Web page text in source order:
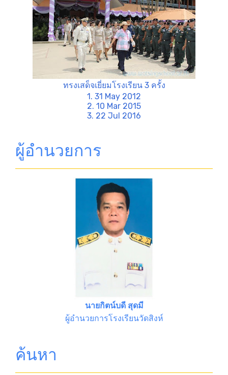
ทรงเสด็จเยี่ยมโรงเรียน 3 ครั้ง
1. 31 May 2012
2. 10 Mar 2015
3. 22 Jul 2016
ผู้อำนวยการ
นายกิตน์บดี สุดมี
ผู้อำนวยการโรงเรียนวัดสิงห์
ค้นหา